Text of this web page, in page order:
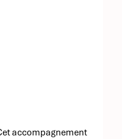
accompagnement